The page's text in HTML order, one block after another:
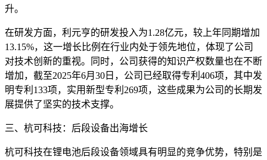
升。
在研发方面，利元亨的研发投入为1.28亿元，较上年同期增加
13.15%，这一增长比例在行业内处于领先地位，体现了公司
对技术创新的重视。同时，公司获得的知识产权数量也在不断
增加，截至2025年6月30日，公司已经取得专利406项，其中发
明专利133项，实用新型专利269项，这些成果为公司的长期发
展提供了坚实的技术支撑。
三、杭可科技：后段设备出海增长
杭可科技在锂电池后段设备领域具有明显的竞争优势，特别是